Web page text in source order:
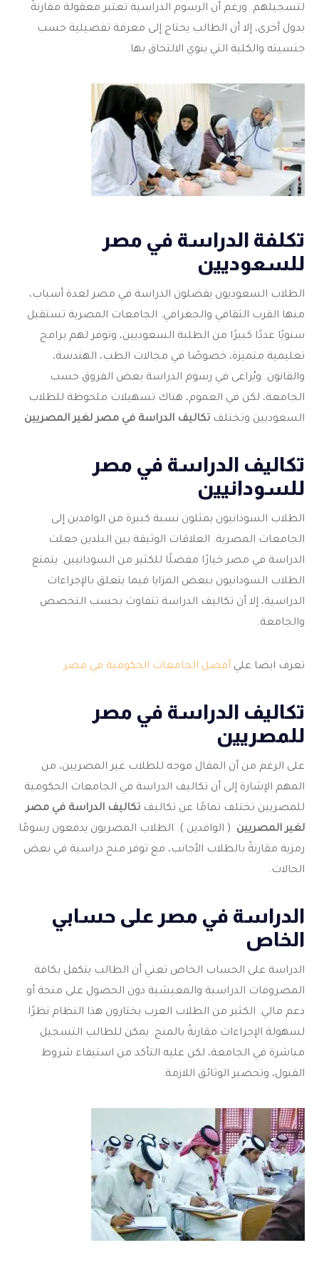
لتسجيلهم. ورغم أن الرسوم الدراسية تعتبر معقولة مقارنةً
بدول أخرى، إلا أن الطالب يحتاج إلى معرفة تفصيلية حسب
جنسيته والكلية التي ينوي الالتحاق بها.
تكلفة الدراسة في مصر
للسعوديين
الطلاب السعوديون يفضلون الدراسة في مصر لعدة أسباب،
منها القرب الثقافي والجغرافي. الجامعات المصرية تستقبل
سنويًا عددًا كبيرًا من الطلبة السعوديين، وتوفر لهم برامج
تعليمية متميزة، خصوصًا في مجالات الطب، الهندسة،
والقانون. ويُراعى في رسوم الدراسة بعض الفروق حسب
الجامعة، لكن في العموم، هناك تسهيلات ملحوظة للطلاب
السعوديين وتختلف تكاليف الدراسة في مصر لغير المصريين
تكاليف الدراسة في مصر
للسودانيين
الطلاب السودانيون يمثلون نسبة كبيرة من الوافدين إلى
الجامعات المصرية. العلاقات الوثيقة بين البلدين جعلت
الدراسة في مصر خيارًا مفضلًا للكثير من السودانيين. يتمتع
الطلاب السودانيون ببعض المزايا فيما يتعلق بالإجراءات
الدراسية، إلا أن تكاليف الدراسة تتفاوت بحسب التخصص
والجامعة.
تعرف ايضا علي أفضل الجامعات الحكومية في مصر
تكاليف الدراسة في مصر
للمصريين
على الرغم من أن المقال موجه للطلاب غير المصريين، من
المهم الإشارة إلى أن تكاليف الدراسة في الجامعات الحكومية
للمصريين تختلف تمامًا عن تكاليف تكاليف الدراسة في مصر
لغير المصريين ( الوافدين ). الطلاب المصريون يدفعون رسومًا
رمزية مقارنةً بالطلاب الأجانب، مع توفر منح دراسية في بعض
الحالات.
الدراسة في مصر على حسابي
الخاص
الدراسة على الحساب الخاص تعني أن الطالب يتكفل بكافة
المصروفات الدراسية والمعيشية دون الحصول على منحة أو
دعم مالي. الكثير من الطلاب العرب يختارون هذا النظام نظرًا
لسهولة الإجراءات مقارنةً بالمنح. يمكن للطالب التسجيل
مباشرة في الجامعة، لكن عليه التأكد من استيفاء شروط
القبول، وتحضير الوثائق اللازمة.